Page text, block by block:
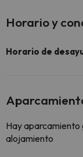
Horario y
Horario de
Hay aparcamiento
alojamiento